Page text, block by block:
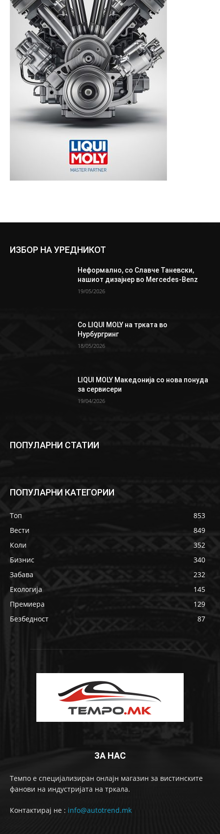
ИЗБОР НА УРЕДНИКОТ
Неформално, со Славче Таневски,
нашиот дизајнер во Mercedes-Benz
19/05/2026
Со LIQUI MOLY на трката во
Нурбургринг
18/05/2026
LIQUI MOLY Македонија со нова понуда
за сервисери
19/04/2026
ПОПУЛАРНИ СТАТИИ
ПОПУЛАРНИ КАТЕГОРИИ
Топ
853
Вести
849
Коли
352
Бизнис
340
Забава
232
Екологија
145
Премиера
129
Безбедност
87
ЗА НАС
Темпо е специјализиран онлајн магазин за вистинските
фанови на индустријата на тркала.
Контактирај не : info@autotrend.mk